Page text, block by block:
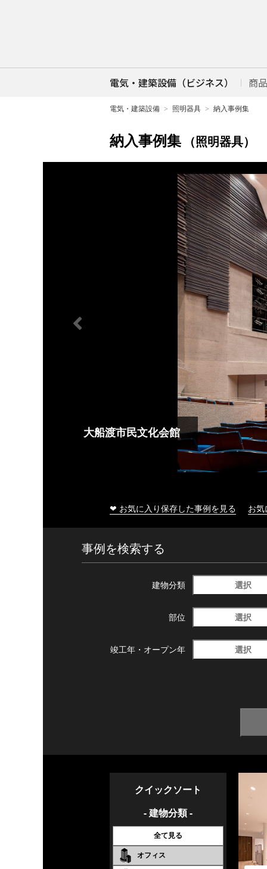
電気・建築設備（ビジネス） 商
電気・建築設備 照明器具 納入事例集
納入事例集 （照明器具）
大船渡市民文化会館
❤ お気に入り保存した事例を見る お
事例を検索する
建物分類 選択
部位 選択
竣工年・ オープン年 選択
クイックソート
- 建物分類 -
全て見る
オフィス